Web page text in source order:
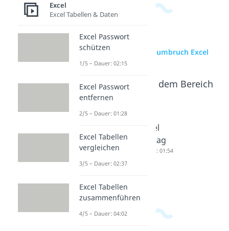
zur Videoseite: Zeilenumbruch Excel
Beliebte Inhalte aus dem Bereich
Schreibsc
hutz
aufheben
abweichu
ng Excel
Dauer: 03:05
Excel
Betrag
Dauer: 01:54
Excel
Excel Tabellen & Daten
Excel Passwort
schützen
1/5 – Dauer: 02:15
Excel Passwort
entfernen
2/5 – Dauer: 01:28
Excel Tabellen
vergleichen
3/5 – Dauer: 02:37
Excel Tabellen
zusammenführen
4/5 – Dauer: 04:02